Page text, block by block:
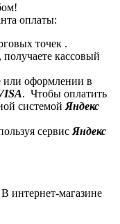
оплаты:
точек .
кассовый
или оформлении в
. Чтобы оплатить
системой Яндекс
сервис Яндекс
интернет-магазине